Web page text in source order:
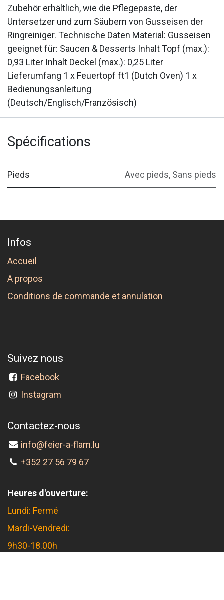
Zubehör erhältlich, wie die Pflegepaste, der
Untersetzer und zum Säubern von Gusseisen der
Ringreiniger. Technische Daten Material: Gusseisen
geeignet für: Saucen & Desserts Inhalt Topf (max.):
0,93 Liter Inhalt Deckel (max.): 0,25 Liter
Lieferumfang 1 x Feuertopf ft1 (Dutch Oven) 1 x
Bedienungsanleitung
(Deutsch/Englisch/Französisch)
Spécifications
Pieds Avec pieds, Sans pieds
Infos
Accueil
A propos
Conditions de commande et annulation
Suivez nous
Facebook
Instagram
Contactez-nous
info@feier-a-flam.lu
+352 27 56 79 67
Heures d'ouverture:
Lundi: Fermé
Mardi-Vendredi:
9h30-18.00h